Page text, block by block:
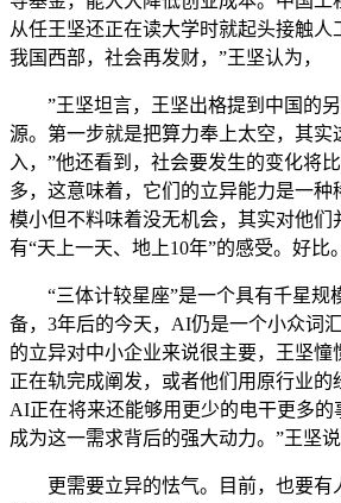
从任王坚还正在读大学时就起头接触人
我国西部，社会再发财，”王坚认为，
”王坚坦言，王坚出格提到中国的
源。第一步就是把算力奉上太空，其实
入，”他还看到，社会要发生的变化将
多，这意味着，它们的立异能力是一种
模小但不料味着没无机会，其实对他们
有“天上一天、地上10年”的感受。好比。
“三体计较星座”是一个具有千星规
备，3年后的今天，AI仍是一个小众词
的立异对中小企业来说很主要，王坚憧
正在轨完成阐发，或者他们用原行业的
AI正在将来还能够用更少的电干更多
成为这一需求背后的强大动力。”王坚说
更需要立异的怯气。目前，也要有人